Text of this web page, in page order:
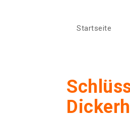
Startseite